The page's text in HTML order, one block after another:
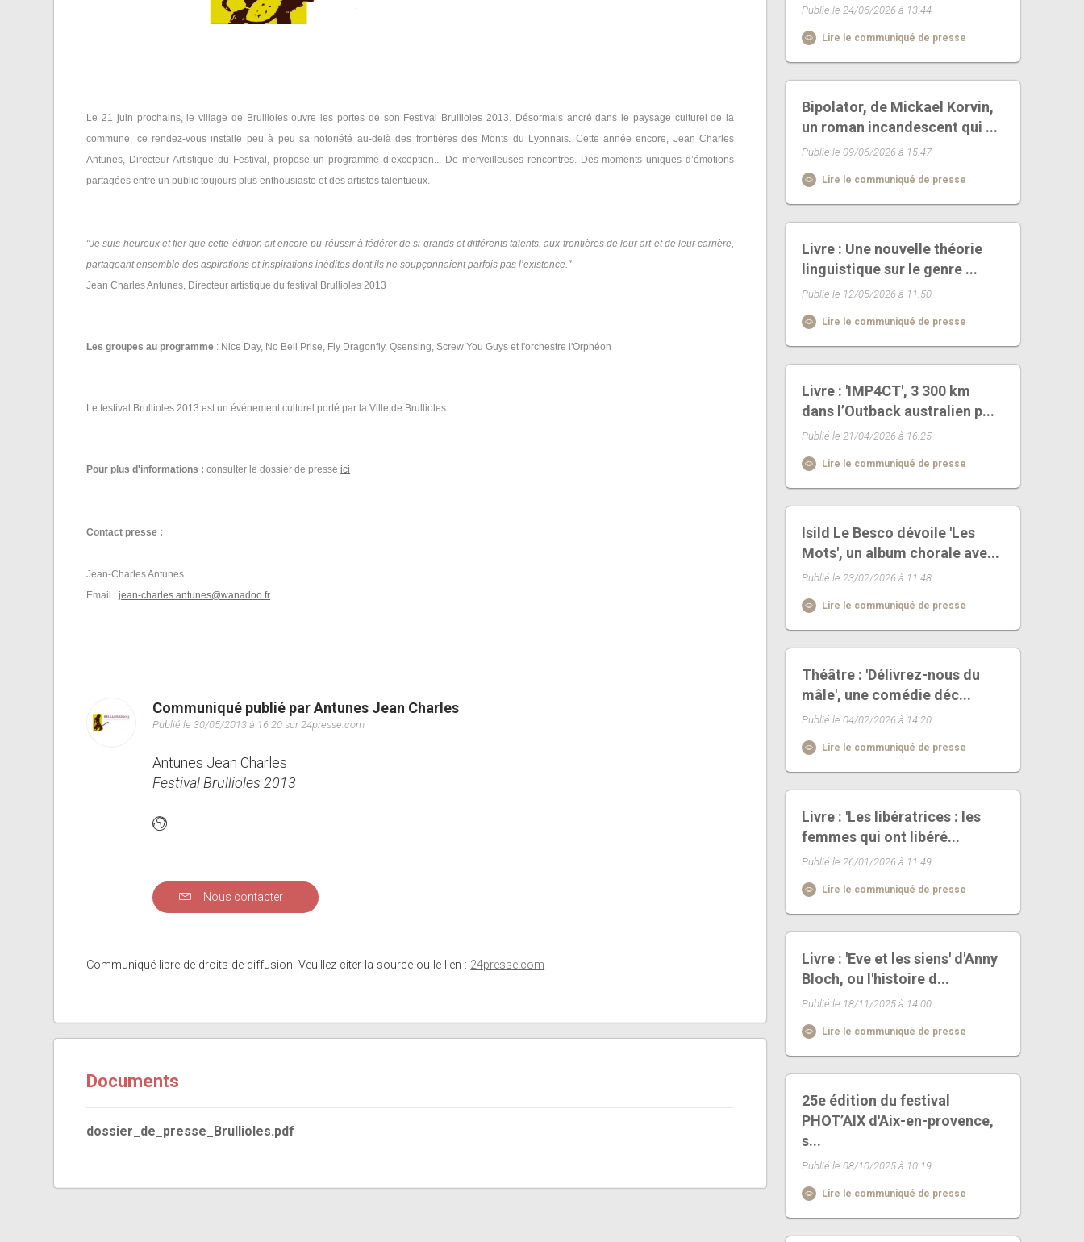
Le 21 juin prochains, le village de Brullioles ouvre les portes de son Festival Brullioles 2013. Désormais ancré dans le paysage culturel de la
commune, ce rendez-vous installe peu à peu sa notoriété au-delà des frontières des Monts du Lyonnais. Cette année encore, Jean Charles
Antunes, Directeur Artistique du Festival, propose un programme d’exception... De merveilleuses rencontres. Des moments uniques d’émotions
partagées entre un public toujours plus enthousiaste et des artistes talentueux.
"Je suis heureux et fier que cette édition ait encore pu réussir à fédérer de si grands et différents talents, aux frontières de leur art et de leur carrière,
partageant ensemble des aspirations et inspirations inédites dont ils ne soupçonnaient parfois pas l’existence."
Jean Charles Antunes, Directeur artistique du festival Brullioles 2013
Les groupes au programme : Nice Day, No Bell Prise, Fly Dragonfly, Qsensing, Screw You Guys et l'orchestre l'Orphéon
Le festival Brullioles 2013 est un événement culturel porté par la Ville de Brullioles
Pour plus d'informations :consulter le dossier de presseici
Contact presse :
Jean-Charles Antunes
Email :jean-charles.antunes@wanadoo.fr
Communiqué publié par Antunes Jean Charles
Publié le 30/05/2013 à 16:20 sur 24presse.com
Antunes Jean Charles
Festival Brullioles 2013
Nous contacter
Communiqué libre de droits de diffusion. Veuillez citer la source ou le lien : 24presse.com
Documents
dossier_de_presse_Brullioles.pdf
Publié le 24/06/2026 à 13:44
Lire le communiqué de presse
Bipolator, de Mickael Korvin,
un roman incandescent qui ...
Publié le 09/06/2026 à 15:47
Lire le communiqué de presse
Livre : Une nouvelle théorie
linguistique sur le genre ...
Publié le 12/05/2026 à 11:50
Lire le communiqué de presse
Livre : 'IMP4CT', 3 300 km
dans l’Outback australien p...
Publié le 21/04/2026 à 16:25
Lire le communiqué de presse
Isild Le Besco dévoile 'Les
Mots', un album chorale ave...
Publié le 23/02/2026 à 11:48
Lire le communiqué de presse
Théâtre : 'Délivrez-nous du
mâle', une comédie déc...
Publié le 04/02/2026 à 14:20
Lire le communiqué de presse
Livre : 'Les libératrices : les
femmes qui ont libéré...
Publié le 26/01/2026 à 11:49
Lire le communiqué de presse
Livre : 'Eve et les siens' d'Anny
Bloch, ou l'histoire d...
Publié le 18/11/2025 à 14:00
Lire le communiqué de presse
25e édition du festival
PHOT’AIX d'Aix-en-provence,
s...
Publié le 08/10/2025 à 10:19
Lire le communiqué de presse